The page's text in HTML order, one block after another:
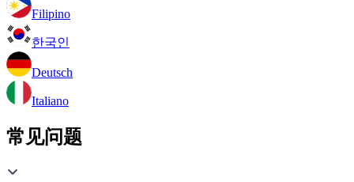
Filipino
한국인
Deutsch
Italiano
常见问题